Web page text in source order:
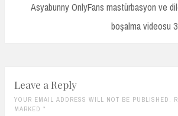
Asyabunny OnlyFans mastürbasyon ve
boşalma videosu
Leave a Reply
YOUR EMAIL ADDRESS WILL NOT BE PUBLISHED.
MARKED *